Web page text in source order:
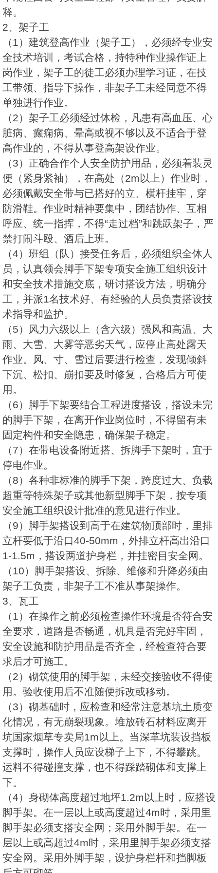
释。
2、架子工
（1）建筑登高作业（架子工），必须经专业安
全技术培训，考试合格，持特种作业操作证上
岗作业，架子工的徒工必须办理学习证，在技
工带领、指导下操作，非架子工未经同意不得
单独进行作业。
（2）架子工必须经过体检，凡患有高血压、心
脏病、癫痫病、晕高或视不够以及不适合于登
高作业的，不得从事登高架设作业。
（3）正确合作个人安全防护用品，必须着装灵
便（紧身紧袖），在高处（2m以上）作业时，
必须佩戴安全带与已搭好的立、横杆挂牢，穿
防滑鞋。作业时精神要集中，团结协作、互相
呼应、统一指挥，不得“走过档”和跳跃架子，严
禁打闹斗殴、酒后上班。
（4）班组（队）接受任务后，必须组织全体人
员，认真领会脚手下架专项安全施工组织设计
和安全技术措施交底，研讨搭设方法，明确分
工，并派1名技术好、有经验的人员负责搭设技
术指导和监护。
（5）风力六级以上（含六级）强风和高温、大
雨、大雪、大雾等恶劣天气，应停止高处露天
作业。风、寸、雪过后要进行检查，发现倾斜
下沉、松扣、崩扣要及时修复，合格后方可使
用。
（6）脚手下架要结合工程进度搭设，搭设未完
的脚手下架，在离开作业岗位时，不得留有未
固定构件和安全隐患，确保架子稳定。
（7）在带电设备附近搭、拆脚手下架时，宜于
停电作业。
（8）各种非标准的脚手下架，跨度过大、负载
超重等特殊架子或其他新型脚手下架，按专项
安全施工组织设计批准的意见进行作业。
（9）脚手架搭设到高于在建筑物顶部时，里排
立杆要低于沿口40-50mm，外排立杆高出沿口
1-1.5m，搭设两道护身栏，并挂密目安全网。
（10）脚手架搭设、拆除、维修和升降必须由
架子工负责，非架子工不准从事架操作。
3、瓦工
（1）在操作之前必须检查操作环境是否符合安
全要求，道路是否畅通，机具是否完好牢固，
安全设施和防护用品是否齐全，经检查符合要
求后才可施工。
（2）砌筑使用的脚手架，未经交接验收不得使
用。验收使用后不准随便拆改或移动。
（3）砌基础时，应检查和经常注意基坑土质变
化情况，有无崩裂现象。堆放砖石材料应离开
坑国家烟草专卖局1m以上。当深革坑装设挡板
支撑时，操作人员应设梯子上下，不得攀跳。
运料不得碰撞支撑，也不得踩踏砌体和支撑上
下。
（4）身砌体高度超过地坪1.2m以上时，应搭设
脚手架。在一层以上或高度超过4m时，采用里
脚手架必须支搭安全网；采用外脚手架。在一
层以上或高超过4m时，采用里脚手架必须支搭
安全网。采用外脚手架，设护身栏杆和挡脚板